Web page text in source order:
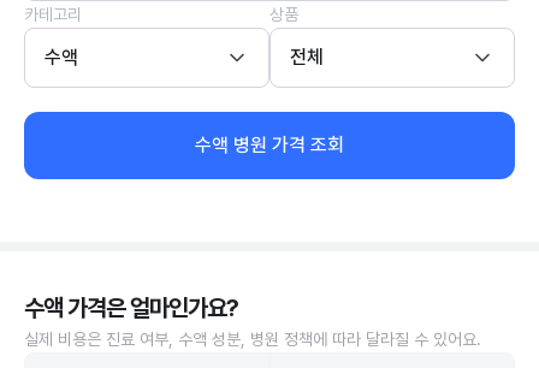
카테고리
수액
상품
전체
수액 병원 가격 조회
수액 가격은 얼마인가요?
실제 비용은 진료 여부, 수액 성분, 병원 정책에 따라 달라질 수 있어요.